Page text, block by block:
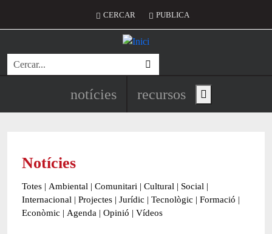
Menú del compte d'usuari
CERCAR PUBLICA
Cerca
Navegació principal de
notícies recursos Show main menu
Notícies
Totes | Ambiental | Comunitari | Cultural | Social |
Internacional | Projectes | Jurídic | Tecnològic | Formació |
Econòmic | Agenda | Opinió | Vídeos